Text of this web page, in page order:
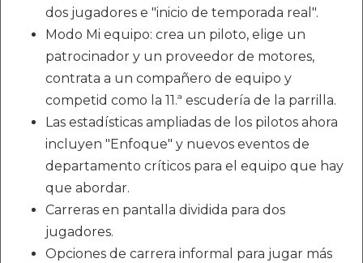
dos jugadores e "inicio de temporada real".
Modo Mi equipo: crea un piloto, elige un
patrocinador y un proveedor de motores,
contrata a un compañero de equipo y
competid como la 11.ª escudería de la parrilla.
Las estadísticas ampliadas de los pilotos ahora
incluyen "Enfoque" y nuevos eventos de
departamento críticos para el equipo que hay
que abordar.
Carreras en pantalla dividida para dos
jugadores.
Opciones de carrera informal para jugar más